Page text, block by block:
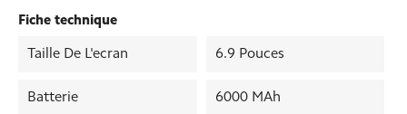
Fiche technique
Taille De L'ecran 6.9 Pouces
Batterie 6000 MAh